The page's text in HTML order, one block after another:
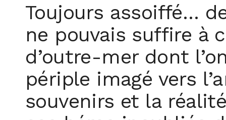
Toujours assoiffé…
ne pouvais suffire à
d’outre-mer dont
périple imagé vers
souvenirs et la